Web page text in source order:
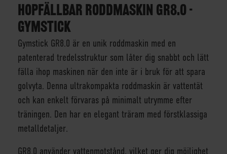
HOPFÄLLBAR RODDMASKIN GR8.0 -
GYMSTICK
Gymstick GR8.0 är en unik roddmaskin med en
patenterad tredelsstruktur som låter dig snabbt och lätt
fälla ihop maskinen när den inte är i bruk för att spara
golvyta. Denna ultrakompakta roddmaskin är vattentät
och kan enkelt förvaras på minimalt utrymme efter
träningen. Den har en elegant träram med förstklassiga
metalldetaljer.
GR8.0 använder vattenmotstånd, vilket ger dig möjlighet